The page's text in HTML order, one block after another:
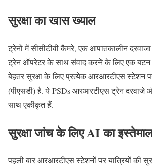
सुरक्षा का खास ख्याल
ट्रेनों में सीसीटीवी कैमरे, एक आपातकालीन
ट्रेन ऑपरेटर के साथ संवाद करने के लिए एक बटन
बेहतर सुरक्षा के लिए प्रत्येक आरआरटीएस स्टेशन
(पीएसडी) है. ये PSDs आरआरटीएस ट्रेन दरवाजे
साथ एकीकृत हैं.
सुरक्षा जांच के लिए AI का
पहली बार आरआरटीएस स्टेशनों पर यात्रियों की